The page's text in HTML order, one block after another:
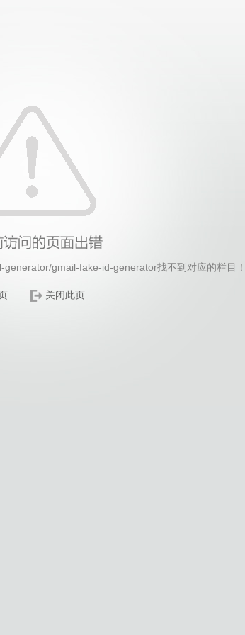
gmail-fake-id-generator找不到对应的栏目！
关闭此页